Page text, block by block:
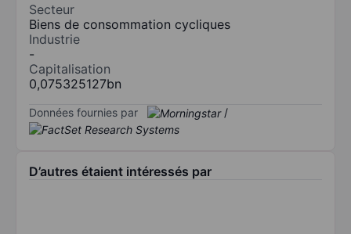
Secteur
Biens de consommation cycliques
Industrie
-
Capitalisation
0,075325127bn
Données fournies par /
D’autres étaient intéressés par